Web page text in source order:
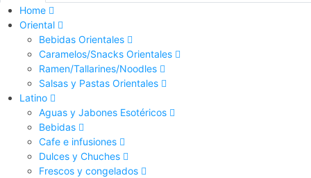
Home
Oriental
Bebidas Orientales
Caramelos/Snacks Orientales
Ramen/Tallarines/Noodles
Salsas y Pastas Orientales
Latino
Aguas y Jabones Esotéricos
Bebidas
Cafe e infusiones
Dulces y Chuches
Frescos y congelados